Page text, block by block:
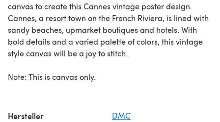
canvas to create this Cannes vintage poster design.
Cannes, a resort town on the French Riviera, is lined with
sandy beaches, upmarket boutiques and hotels. With
bold details and a varied palette of colors, this vintage
style canvas will be a joy to stitch.
Note: This is canvas only.
Hersteller DMC